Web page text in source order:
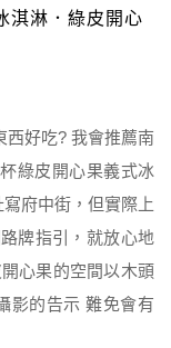
淇淋．綠皮開心
西好吃? 我會推薦南
綠皮開心果義式冰
府中街，但實際上
牌指引，就放心地
心果的空間以木頭
影的告示 難免會有